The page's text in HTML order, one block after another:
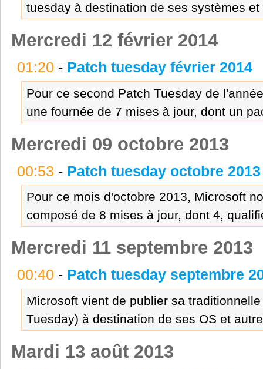
tuesday à destination de ses systèmes
Mercredi 12 février 2014
01:20 - Patch tuesday février 2014
Pour ce second Patch Tuesday de
une fournée de 7 mises à jour, dont un
Mercredi 09 octobre 2013
00:53 - Patch tuesday octobre 2013
Pour ce mois d'octobre 2013, Microsoft
composé de 8 mises à jour, dont 4,
Mercredi 11 septembre 2013
00:40 - Patch tuesday septembre
Microsoft vient de publier sa
Tuesday) à destination de ses OS et
Mardi 13 août 2013